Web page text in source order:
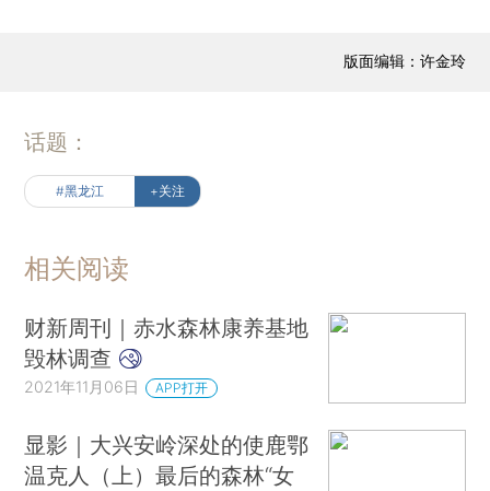
版面编辑：许金玲
话题：
#黑龙江 +关注
相关阅读
财新周刊｜赤水森林康养基地
毁林调查
2021年11月06日 APP打开
显影｜大兴安岭深处的使鹿鄂
温克人（上）最后的森林“女